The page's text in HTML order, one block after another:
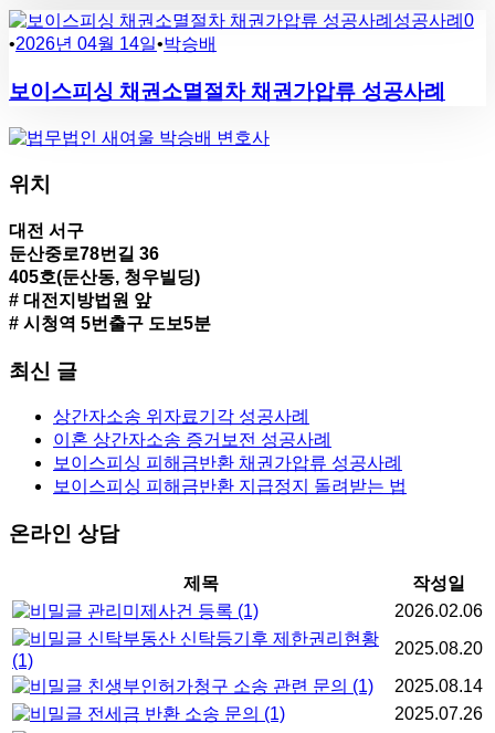
성공사례 0
•2026년 04월 14일•박승배
보이스피싱 채권소멸절차 채권가압류 성공사례
위치
대전 서구
둔산중로78번길 36
405호(둔산동, 청우빌딩)
# 대전지방법원 앞
# 시청역 5번출구 도보5분
최신 글
상간자소송 위자료기각 성공사례
이혼 상간자소송 증거보전 성공사례
보이스피싱 피해금반환 채권가압류 성공사례
보이스피싱 피해금반환 지급정지 돌려받는 법
온라인 상담
제목
작성일
관리미제사건 등록 (1)
2026.02.06
신탁부동산 신탁등기후 제한권리현황
(1)
2025.08.20
친생부인허가청구 소송 관련 문의 (1)
2025.08.14
전세금 반환 소송 문의 (1)
2025.07.26